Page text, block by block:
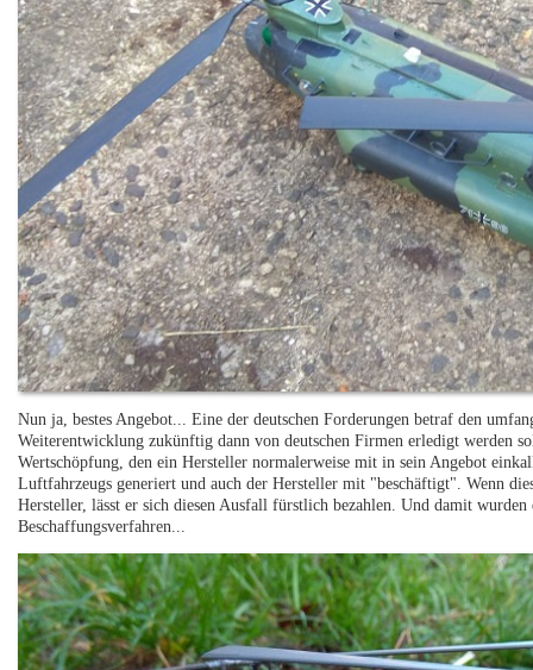
Nun ja, bestes Angebot... Eine der deutschen Forderungen betraf den
Weiterentwicklung zukünftig dann von deutschen Firmen erledigt werden
Wertschöpfung, den ein Hersteller normalerweise mit in sein Angebot
Luftfahrzeugs generiert und auch der Hersteller mit "beschäftigt". Wenn
Hersteller, lässt er sich diesen Ausfall fürstlich bezahlen. Und damit
Beschaffungsverfahren...